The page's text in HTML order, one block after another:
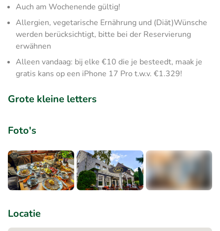
Auch am Wochenende gültig!
Allergien, vegetarische Ernährung und (Diät)Wünsche
werden berücksichtigt, bitte bei der Reservierung
erwähnen
Alleen vandaag: bij elke €10 die je besteedt, maak je
gratis kans op een iPhone 17 Pro t.w.v. €1.329!
Grote kleine letters
Foto's
Locatie